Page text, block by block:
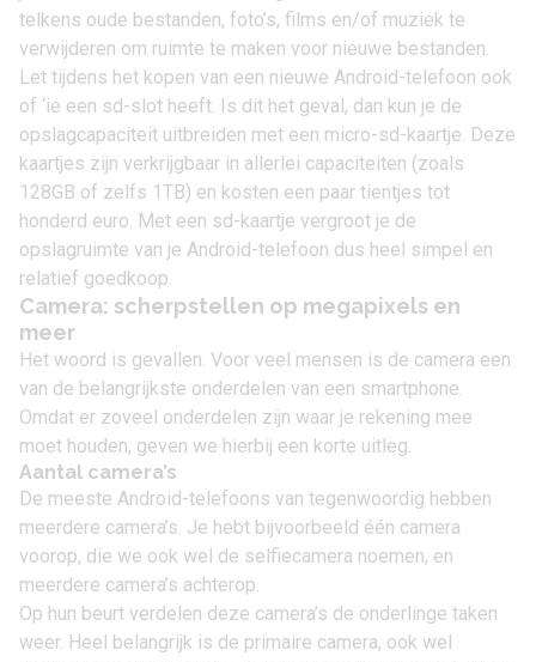
telkens oude bestanden, foto’s, films en/of muziek te
verwijderen om ruimte te maken voor nieuwe bestanden.
Let tijdens het kopen van een nieuwe Android-telefoon ook
of ‘ie een sd-slot heeft. Is dit het geval, dan kun je de
opslagcapaciteit uitbreiden met een micro-sd-kaartje. Deze
kaartjes zijn verkrijgbaar in allerlei capaciteiten (zoals
128GB of zelfs 1TB) en kosten een paar tientjes tot
honderd euro. Met een sd-kaartje vergroot je de
opslagruimte van je Android-telefoon dus heel simpel en
relatief goedkoop.
Camera: scherpstellen op megapixels en
meer
Het woord is gevallen. Voor veel mensen is de camera een
van de belangrijkste onderdelen van een smartphone.
Omdat er zoveel onderdelen zijn waar je rekening mee
moet houden, geven we hierbij een korte uitleg.
Aantal camera’s
De meeste Android-telefoons van tegenwoordig hebben
meerdere camera’s. Je hebt bijvoorbeeld één camera
voorop, die we ook wel de selfiecamera noemen, en
meerdere camera’s achterop.
Op hun beurt verdelen deze camera’s de onderlinge taken
weer. Heel belangrijk is de primaire camera, ook wel